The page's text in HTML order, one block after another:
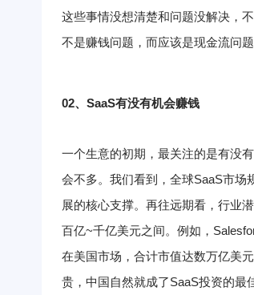
这些事情没想清楚和问题没解决，
不是赚钱问题，而应该是现金流问
02、 SaaS有没有机会赚钱
一个生意的初期，最关注的是有没有
会不多。 我们看到，全球SaaS市场
展的核心支撑。 再往远期看，行业
百亿~千亿美元之间。例如，
在美国市场，合计市值达数万亿美
贵，中国自然就成了SaaS投资的最